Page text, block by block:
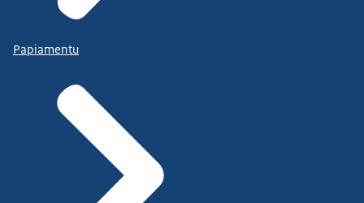
Papiamentu